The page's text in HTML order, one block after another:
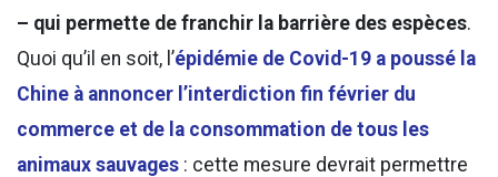
– qui permette de franchir la barrière des espèces.
Quoi qu’il en soit, l’épidémie de Covid-19 a poussé la
Chine à annoncer l’interdiction fin février du
commerce et de la consommation de tous les
animaux sauvages : cette mesure devrait permettre